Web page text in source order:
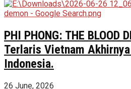
PHI PHONG: THE BLOOD
Terlaris Vietnam
Indonesia.
26 June, 2026